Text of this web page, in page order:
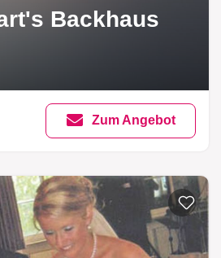
Backhaus
Zum Angebot